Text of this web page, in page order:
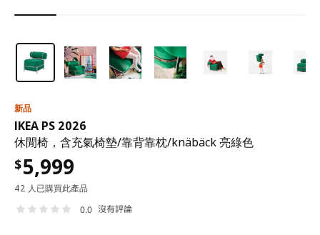
新品
IKEA PS 2026
休閒椅，含充氣椅墊/靠背靠枕/knäbäck 亮綠色
$5,999
42 人已購買此產品
0.0 沒有評論